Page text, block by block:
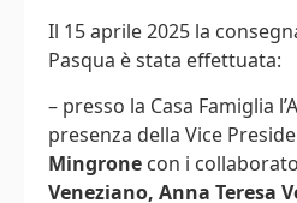
Il 15 aprile 2025 la
Pasqua è stata effettuata:
– presso la Casa Famiglia
presenza della Vice
Mingrone con i
Veneziano, Anna Teresa